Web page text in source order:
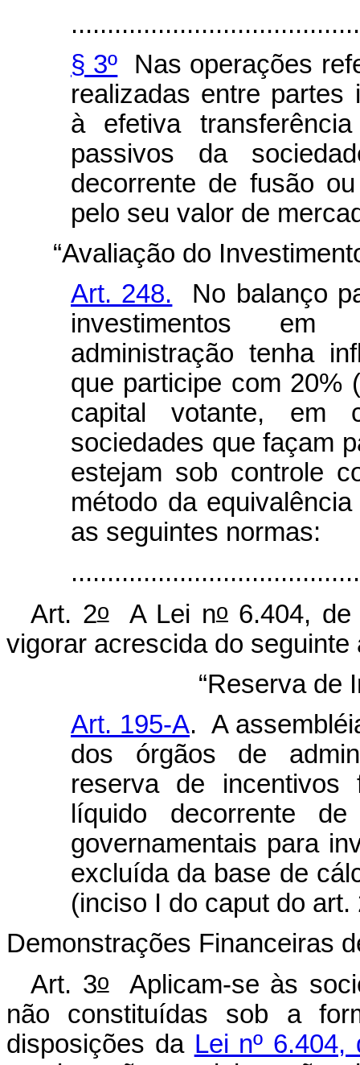
§ 3º Nas operações
realizadas entre partes
à efetiva
passivos da
decorrente de fusão
pelo seu valor de
“Avaliação do
Art. 248. No balanço
investimentos
administração tenha
que participe com 20%
capital votante, em
sociedades que façam
estejam sob controle
método da
as seguintes normas:
Art. 2oA Lei no6.404, de
vigorar acrescida do seguinte
“Reserva de
Art. 195-A. A
dos órgãos de
reserva de
líquido decorrente
governamentais para
excluída da base de
(inciso I do caput do art.
Demonstrações Financeiras
Art. 3oAplicam-se às
não constituídas sob a
disposições da Lei nº